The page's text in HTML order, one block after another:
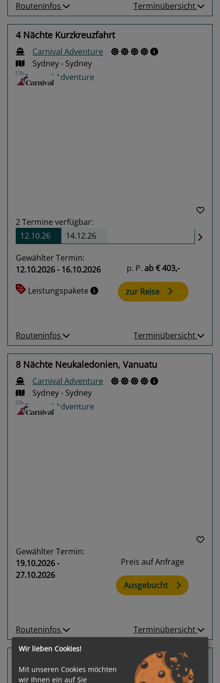
Routeninfos Terminübersicht
4 Nächte Kurzkreuzfahrt
Carnival Adventure
Sydney - Sydney
2Termine verfügbar:
12.10.26
14.12.26
Gewählter Termin:
12.10.2026 - 16.10.2026
Leistungspakete
p. P. ab€ 403,-
zur Reise
Routeninfos Terminübersicht
8 Nächte Neukaledonien, Vanuatu
Carnival Adventure
Sydney - Sydney
Gewählter Termin:
19.10.2026 -
27.10.2026
Preis auf Anfrage
Ausgebucht
Routeninfos Terminübersicht
Carnival Adventure
Wir lieben Cookies!
Mit unseren Cookies möchten
wir Ihnen ein auf Sie